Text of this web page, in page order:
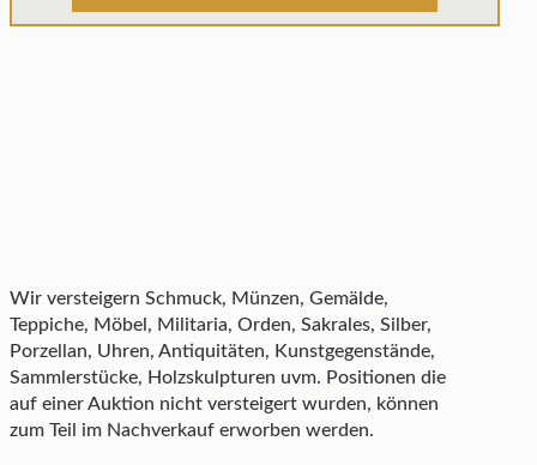
Wir versteigern Schmuck, Münzen, Gemälde,
Teppiche, Möbel, Militaria, Orden, Sakrales, Silber,
Porzellan, Uhren, Antiquitäten, Kunstgegenstände,
Sammlerstücke, Holzskulpturen uvm. Positionen die
auf einer Auktion nicht versteigert wurden, können
zum Teil im Nachverkauf erworben werden.